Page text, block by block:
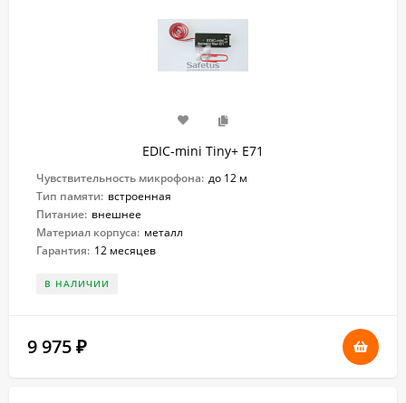
EDIC-mini Tiny+ E71
Чувствительность микрофона: до 12 м
Тип памяти: встроенная
Питание: внешнее
Материал корпуса: металл
Гарантия: 12 месяцев
В НАЛИЧИИ
9 975 ₽